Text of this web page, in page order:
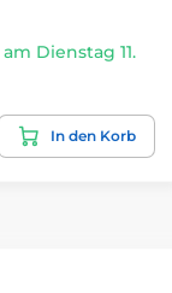
am Dienstag 11.
In den Korb